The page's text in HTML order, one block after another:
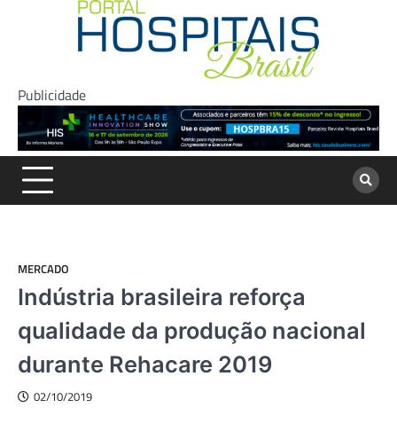
Publicidade
MERCADO
Indústria brasileira reforça
qualidade da produção nacional
durante Rehacare 2019
02/10/2019